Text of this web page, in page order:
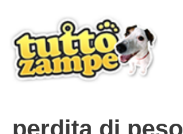
contenuto
perdita di peso